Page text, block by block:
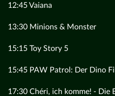
12:45 Vaiana
13:30 Minions & Monster
15:15 Toy Story 5
15:45 PAW Patrol: Der Dino
17:30 Chéri, ich komme! - Die